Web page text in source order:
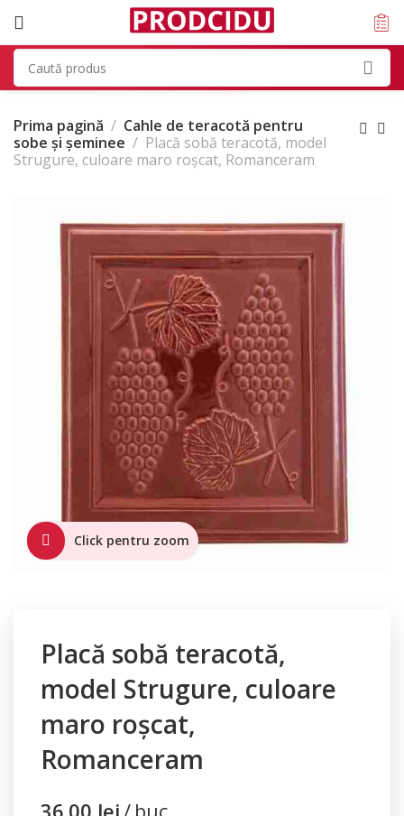
Prima pagină
Cahle de teracotă pentru
sobe și șeminee
Placă sobă teracotă, model
Strugure, culoare maro roșcat, Romanceram
Click pentru zoom
Placă sobă teracotă,
model Strugure, culoare
maro roșcat,
Romanceram
36.00 lei buc